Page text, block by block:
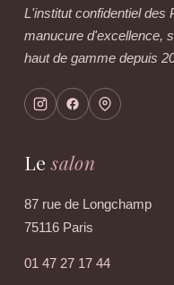
L'institut confidentiel
manucure d'excellence,
haut de gamme depuis
Lesalon
87 rue de Longchamp
75116 Paris
01 47 27 17 44